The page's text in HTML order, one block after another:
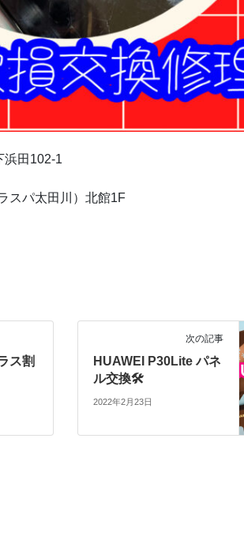
浜田 102-1
スパ太田川）北館1F
ス割
次の記事
HUAWEI P30Lite パネ
ル交換🛠
2022年2月23日